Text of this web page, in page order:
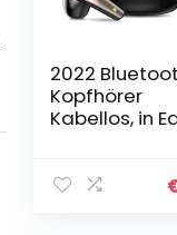
2022
Kopfhörer
Kabellos, in
HD Mikrofon,